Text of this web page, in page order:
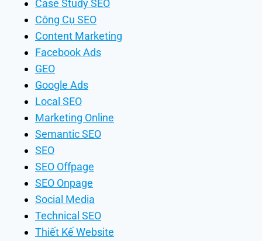
Case Study SEO
Công Cụ SEO
Content Marketing
Facebook Ads
GEO
Google Ads
Local SEO
Marketing Online
Semantic SEO
SEO
SEO Offpage
SEO Onpage
Social Media
Technical SEO
Thiết Kế Website